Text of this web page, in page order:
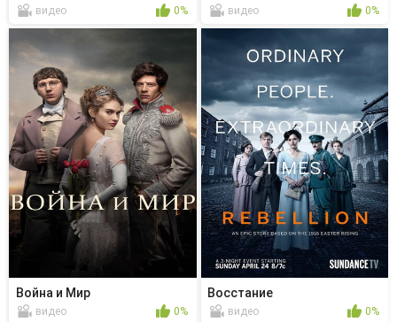
видео 0% видео 0%
Война и Мир
видео 0%
Восстание
видео 0%